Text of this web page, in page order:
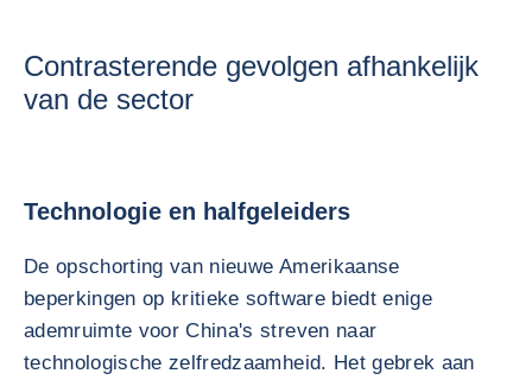
Contrasterende gevolgen afhankelijk
van de sector
Technologie en halfgeleiders
De opschorting van nieuwe Amerikaanse
beperkingen op kritieke software biedt enige
ademruimte voor China's streven naar
technologische zelfredzaamheid. Het gebrek aan